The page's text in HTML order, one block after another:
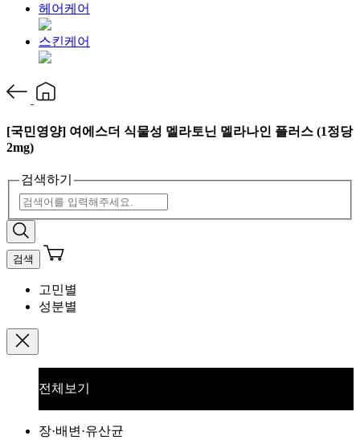
헤어케어
스킨케어
[국민영양] 여에스더 식물성 멜라토닌 멜라나인 플러스 (1정당
2mg)
검색하기
검색
고민별
성분별
전체보기
장·배변·유산균